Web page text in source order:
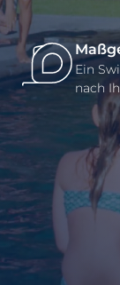
Ein
nach